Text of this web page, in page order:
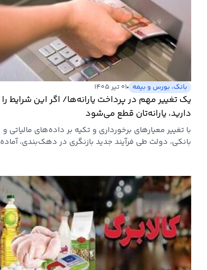
بانک، بورس و بیمه ۰۱ تیر ۱۴۰۵
یک تغییر مهم در پرداخت یارانه‌ها/ اگر این شرایط را
دارید، یارانه‌تان قطع می‌شود
با تغییر معیارهای برخورداری و تکیه بر داده‌های مالیاتی و
بانکی، دولت طی فرآیند جدید بازنگری در دهک‌بندی، آماده